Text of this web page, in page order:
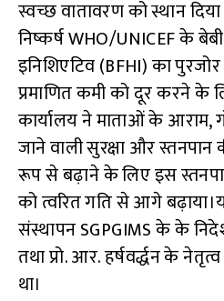
स्वच्छ वातावरण को स्थान
निष्कर्ष WHO/UNICEF के
इनिशिएटिव (BFHI) का
प्रमाणित कमी को दूर करने के
कार्यालय ने माताओं के आराम,
जाने वाली सुरक्षा और स्तनपान
रूप से बढ़ाने के लिए इस
को त्वरित गति से आगे
संस्थापन SGPGIMS के के
तथा प्रो. आर. हर्षवर्द्धन के
था।